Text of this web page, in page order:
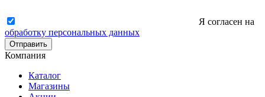
Я согласен на
обработку персональных данных
Отправить
Компания
Каталог
Магазины